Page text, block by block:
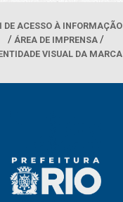
DE ACESSO À INFORMAÇÃO
ÁREA DE IMPRENSA
VISUAL DA MARCA